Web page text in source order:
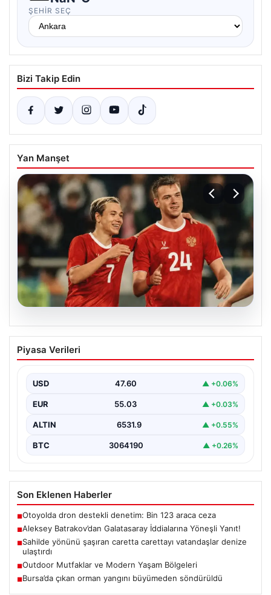
ŞEHIR SEÇ
Bizi Takip Edin
Yan Manşet
05.08.2026
Aleksey Batrakov’dan Galatasaray
İddialarına Yöneşli Yanıt!
genç futbolcu Aleksey Batrakov, adı Galatasaray ile…
Piyasa Verileri
USD 47.60 ▲ +0.06%
EUR 55.03 ▲ +0.03%
ALTIN 6531.9 ▲ +0.55%
BTC 3064190 ▲ +0.26%
Son Eklenen Haberler
■Otoyolda dron destekli denetim: Bin 123 araca ceza
■Aleksey Batrakov’dan Galatasaray İddialarına Yöneşli Yanıt!
■Sahilde yönünü şaşıran caretta carettayı vatandaşlar denize
ulaştırdı
■Outdoor Mutfaklar ve Modern Yaşam Bölgeleri
■Bursa’da çıkan orman yangını büyümeden söndürüldü